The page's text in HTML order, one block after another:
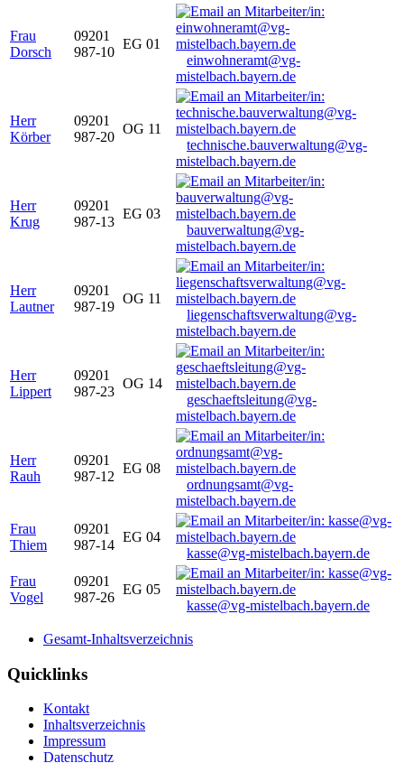
Frau
Dorsch
09201
987-10
EG 01
einwohneramt@vg-
mistelbach.bayern.de
Herr
Körber
09201
987-20
OG 11
technische.bauverwaltung@vg-
mistelbach.bayern.de
Herr
Krug
09201
987-13
EG 03
bauverwaltung@vg-
mistelbach.bayern.de
Herr
Lautner
09201
987-19
OG 11
liegenschaftsverwaltung@vg-
mistelbach.bayern.de
Herr
Lippert
09201
987-23
OG 14
geschaeftsleitung@vg-
mistelbach.bayern.de
Herr
Rauh
09201
987-12
EG 08
ordnungsamt@vg-
mistelbach.bayern.de
Frau
Thiem
09201
987-14
EG 04
kasse@vg-mistelbach.bayern.de
Frau
Vogel
09201
987-26
EG 05
kasse@vg-mistelbach.bayern.de
Gesamt-Inhaltsverzeichnis
Quicklinks
Kontakt
Inhaltsverzeichnis
Impressum
Datenschutz